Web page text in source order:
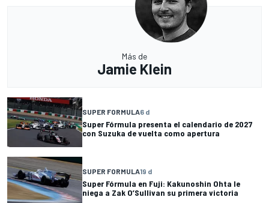
Más de
Jamie Klein
SUPER FORMULA6 d
Super Fórmula presenta el calendario de 2027
con Suzuka de vuelta como apertura
SUPER FORMULA19 d
Super Fórmula en Fuji: Kakunoshin Ohta le
niega a Zak O’Sullivan su primera victoria